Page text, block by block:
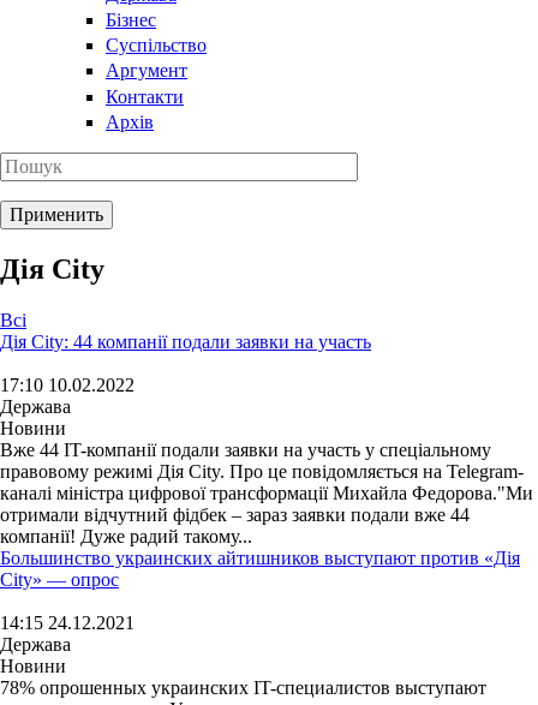
Бізнес
Суспільство
Аргумент
Контакти
Архів
Дія City
Всі
Дія City: 44 компанії подали заявки на участь
17:10 10.02.2022
Держава
Новини
Вже 44 IT-компанії подали заявки на участь у спеціальному
правовому режимі Дія City. Про це повідомляється на Telegram-
каналі міністра цифрової трансформації Михайла Федорова."Ми
отримали відчутний фідбек – зараз заявки подали вже 44
компанії! Дуже радий такому...
Большинство украинских айтишников выступают против «Дія
City» — опрос
14:15 24.12.2021
Держава
Новини
78% опрошенных украинских IT-специалистов выступают